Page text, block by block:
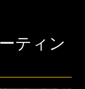
ティン